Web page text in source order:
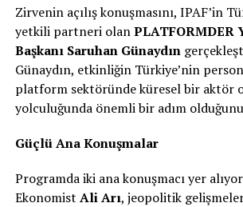
Zirvenin açılış konuşmasını, IPAF’in
yetkili partneri olan
Başkanı Saruhan Günaydın
Günaydın, etkinliğin Türkiye’nin
platform sektöründe küresel bir aktör
yolculuğunda önemli bir adım
Güçlü Ana Konuşmalar
Programda iki ana konuşmacı yer
Ekonomist Ali Arı, jeopolitik